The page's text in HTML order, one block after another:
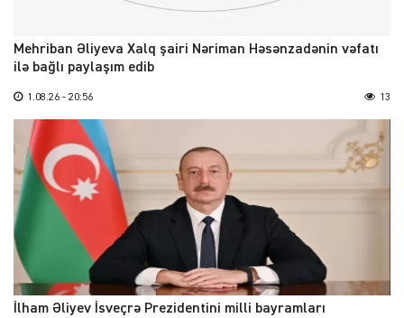
Mehriban Əliyeva Xalq şairi Nəriman Həsənzadənin vəfatı
ilə bağlı paylaşım edib
1.08.26 - 20:56 13
İlham Əliyev İsveçrə Prezidentini milli bayramları